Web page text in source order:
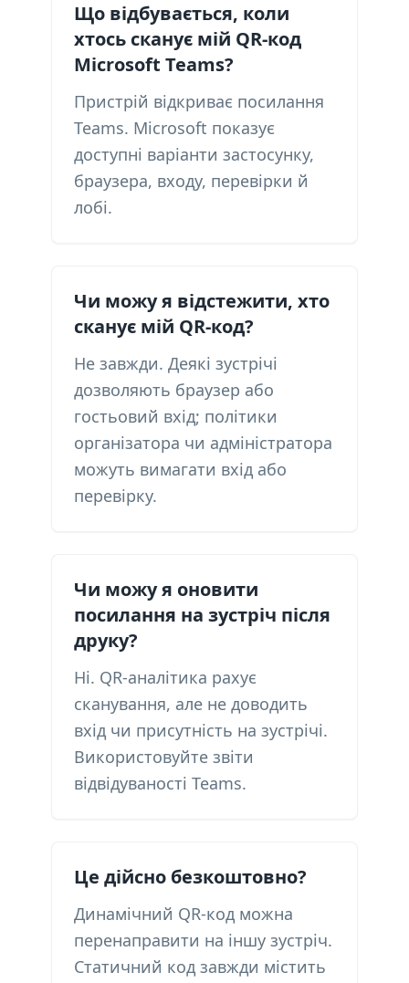
Що відбувається, коли
хтось сканує мій QR-код
Microsoft Teams?
Пристрій відкриває посилання
Teams. Microsoft показує
доступні варіанти застосунку,
браузера, входу, перевірки й
лобі.
Чи можу я відстежити, хто
сканує мій QR-код?
Не завжди. Деякі зустрічі
дозволяють браузер або
гостьовий вхід; політики
організатора чи адміністратора
можуть вимагати вхід або
перевірку.
Чи можу я оновити
посилання на зустріч після
друку?
Ні. QR-аналітика рахує
сканування, але не доводить
вхід чи присутність на зустрічі.
Використовуйте звіти
відвідуваності Teams.
Це дійсно безкоштовно?
Динамічний QR-код можна
перенаправити на іншу зустріч.
Статичний код завжди містить